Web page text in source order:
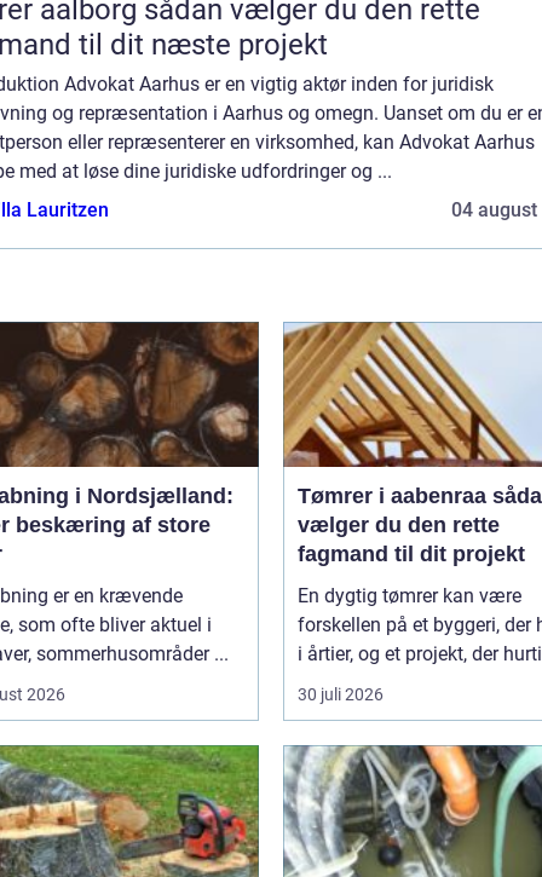
sådan vælger du den rette
til dit næste projekt
Advokat Aarhus er en vigtig aktør inden for juridisk
og repræsentation i Aarhus og omegn. Uanset om du er
eller repræsenterer en virksomhed, kan Advokat Aarhus
med at løse dine juridiske udfordringer og ...
Lauritzen
04 august
i Nordsjælland:
beskæring af store
er en krævende
som ofte bliver aktuel i
sommerhusområder ...
2026
Tømrer i aabenraa sådan
vælger du den rette
fagmand til dit projekt
En dygtig tømrer kan være
forskellen på et byggeri, der
i årtier, og et projekt, der
30 juli 2026